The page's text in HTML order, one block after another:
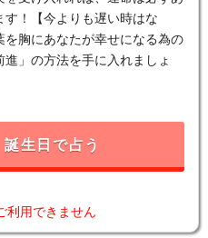
す！【今よりも遅い時はな
を胸にあなたが幸せになる為の
進」の方法を手に入れましょ
誕生日で占う
利用できません